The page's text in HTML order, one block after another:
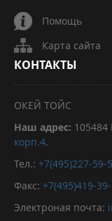
Помощь
Карта сайта
КОНТАКТЫ
ОКЕЙ ТОЙС
Наш адрес: 105484
корп.4.
Тел.: +7(495)227-59-
Факс: +7(495)419-
Электроная почта: